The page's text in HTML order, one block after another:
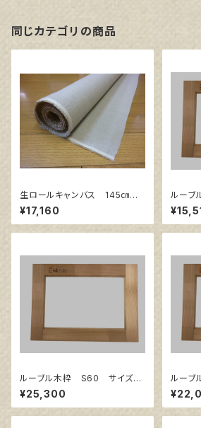
同じカテゴリの商品
生ロールキャンバス 145㎝巾×
10m巻
¥17,160
ルー
1000
ルーブル木枠 S60 サイズ13
03㎜×1303㎜
¥25,300
ルー
67㎜